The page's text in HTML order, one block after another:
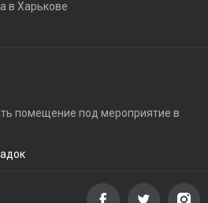
в Харькове
помещение под мероприятие в